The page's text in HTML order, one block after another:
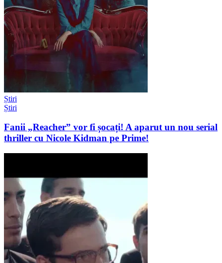
Știri
Știri
Fanii „Reacher” vor fi șocați! A aparut un nou serial
thriller cu Nicole Kidman pe Prime!